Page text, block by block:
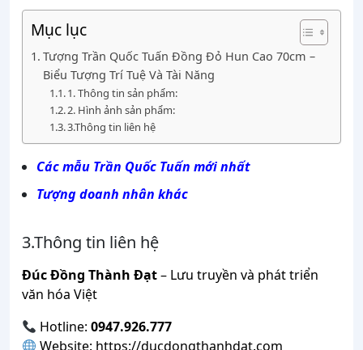
Mục lục
Tượng Trần Quốc Tuấn Đồng Đỏ Hun Cao 70cm –
Biểu Tượng Trí Tuệ Và Tài Năng
1. Thông tin sản phẩm:
2. Hình ảnh sản phẩm:
3.Thông tin liên hệ
Các mẫu Trần Quốc Tuấn mới nhất
Tượng doanh nhân khác
3.Thông tin liên hệ
Đúc Đồng Thành Đạt– Lưu truyền và phát triển
văn hóa Việt
Hotline:0947.926.777
Website: https://ducdongthanhdat.com